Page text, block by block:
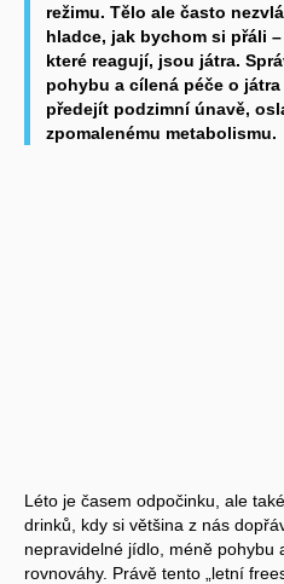
režimu. Tělo ale často
hladce, jak bychom si přáli
které reagují, jsou játra.
pohybu a cílená péče o
předejít podzimní únavě,
zpomalenému metabolismu.
Léto je časem odpočinku, ale
drinků, kdy si většina z nás
nepravidelné jídlo, méně pohybu
rovnováhy. Právě tento „letní